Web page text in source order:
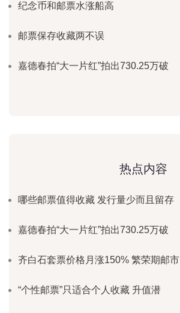
纪念币和邮票水涨船高
邮票保存收藏两不误
嘉德春拍“大一片红”拍出730.25万破
热点内容
哪些邮票值得收藏 发行量少而且留存
嘉德春拍“大一片红”拍出730.25万破
齐白石套票价格月涨150% 繁荣期邮市
“个性邮票”只适合个人收藏 升值潜